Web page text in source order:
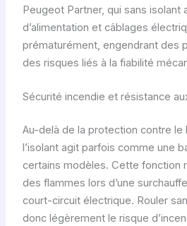
Peugeot Partner, qui sans isolant
d’alimentation et câblages
prématurément, engendrant des
des risques liés à la fiabilité
Sécurité incendie et résistance
Au-delà de la protection contre le
l’isolant agit parfois comme une
certains modèles. Cette fonction
des flammes lors d’une
court-circuit électrique. Rouler
donc légèrement le risque